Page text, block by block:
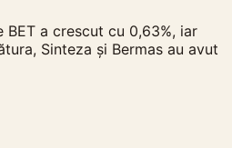
a crescut cu 0,63%, iar
Sinteza și Bermas au avut